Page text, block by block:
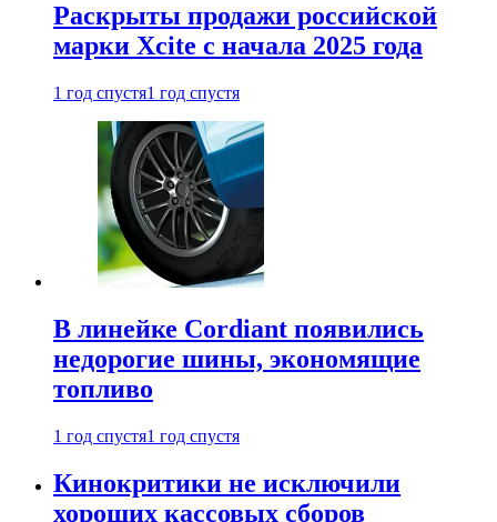
Раскрыты продажи российской
марки Xcite с начала 2025 года
1 год спустя1 год спустя
В линейке Cordiant появились
недорогие шины, экономящие
топливо
1 год спустя1 год спустя
Кинокритики не исключили
хороших кассовых сборов